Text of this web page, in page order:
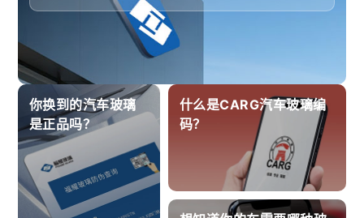
你换到的汽车玻璃
是正品吗？
什么是CARG汽车玻璃编
码？